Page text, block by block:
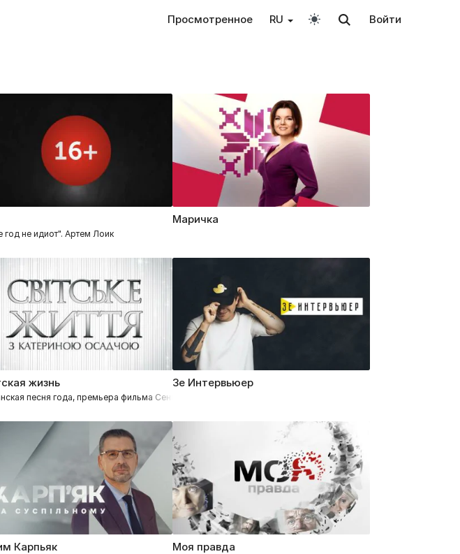
Просмотренное RU Войти
за 20.07.2023
год не идиот". Артем Лоик
Маричка
жизнь
песня года, премьера фильма Сенцова и интервью с Екатериной Кухар за 20.02.2022
Зе Интервьюер
Карпьяк Моя правда